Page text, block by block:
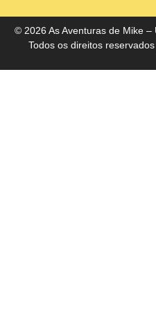
© 2026 As Aventuras de Mike –
Todos os direitos